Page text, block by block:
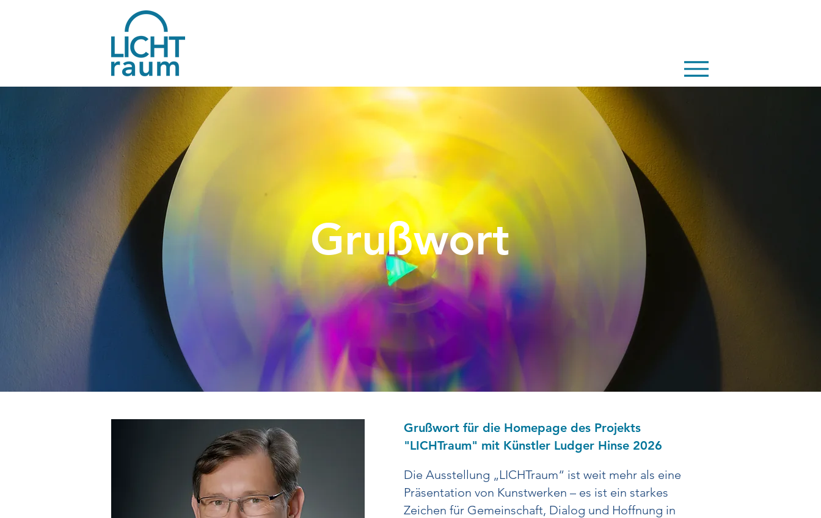
Grußwort
Grußwort für die Homepage des Projekts
"LICHTraum" mit Künstler Ludger Hinse 2026
Die Ausstellung „LICHTraum“ ist weit mehr als eine
Präsentation von Kunstwerken – es ist ein starkes
Zeichen für Gemeinschaft, Dialog und Hoffnung in